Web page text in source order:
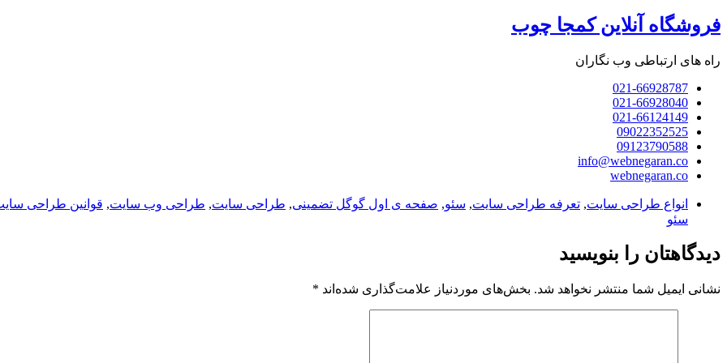
فروشگاه آنلاین کمجا چوب
راه های ارتباطی وب نگاران
021-66928787
021-66928040
021-66124149
09022352525
09123790588
info@webnegaran.co
webnegaran.co
انواع طراحی سایت, تعرفه طراحی سایت, سئو, صفحه ی اول گوگل تضمینی, طراحی سایت, طراحی وب سایت, قوانین طراحی
سئو
دیدگاهتان را بنویسید
نشانی ایمیل شما منتشر نخواهد شد. بخش‌های موردنیاز علامت‌گذاری شده‌اند *